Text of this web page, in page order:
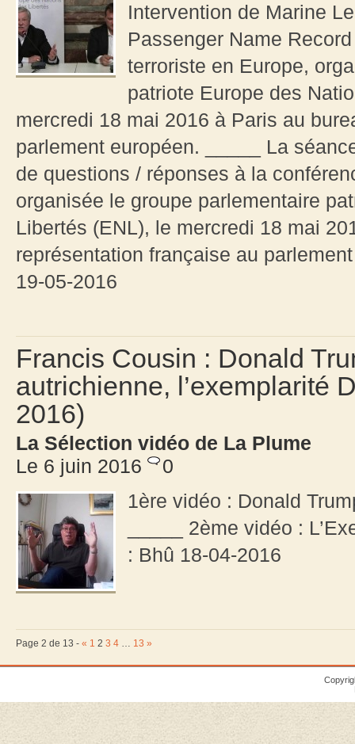
Intervention de Marine
Passenger Name
terroriste en Europe,
patriote Europe des
mercredi 18 mai 2016 à Paris au
parlement européen. _____ La
de questions / réponses à la
organisée le groupe parlementaire
Libertés (ENL), le mercredi 18 mai
représentation française au
19-05-2016
Francis Cousin : Donald
autrichienne, l’exemplarité
2016)
La Sélection vidéo de La Plume
Le 6 juin 2016
0
1ère vidéo : Donald
_____ 2ème vidéo :
: Bhû 18-04-2016
Page 2 de 13 - « 1 2 3 4 … 13 »